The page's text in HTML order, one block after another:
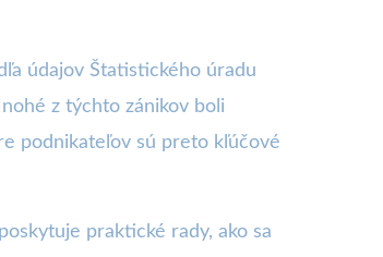
údajov Štatistického úradu
z týchto zánikov boli
podnikateľov sú preto kľúčové
praktické rady, ako sa